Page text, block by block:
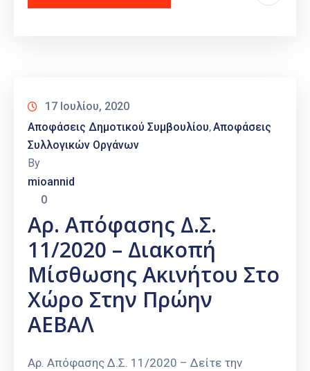
17 Ιουλίου, 2020
Αποφάσεις Δημοτικού Συμβουλίου‚Αποφάσεις
Συλλογικών Οργάνων
By
mioannid
0
Αρ. Απόφασης Δ.Σ.
11/2020 – Διακοπή
Μίσθωσης Ακινήτου Στο
Χώρο Στην Πρώην
ΑΕΒΑΛ
Αρ. Απόφασης Δ.Σ. 11/2020 – Δείτε την